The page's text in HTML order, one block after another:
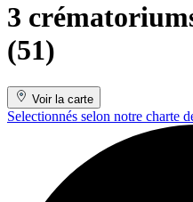
3
(51)
Voir la carte
Selectionnés selon notre charte